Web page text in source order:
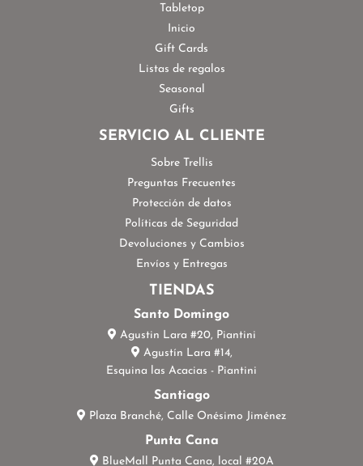
Tabletop
Inicio
Gift Cards
Listas de regalos
Seasonal
Gifts
SERVICIO AL CLIENTE
Sobre Trellis
Preguntas Frecuentes
Protección de datos
Políticas de Seguridad
Devoluciones y Cambios
Envíos y Entregas
TIENDAS
Santo Domingo
Agustin Lara #20, Piantini
Agustín Lara #14,
Esquina las Acacias - Piantini
Santiago
Plaza Branché, Calle Onésimo Jiménez
Punta Cana
BlueMall Punta Cana, local #20A